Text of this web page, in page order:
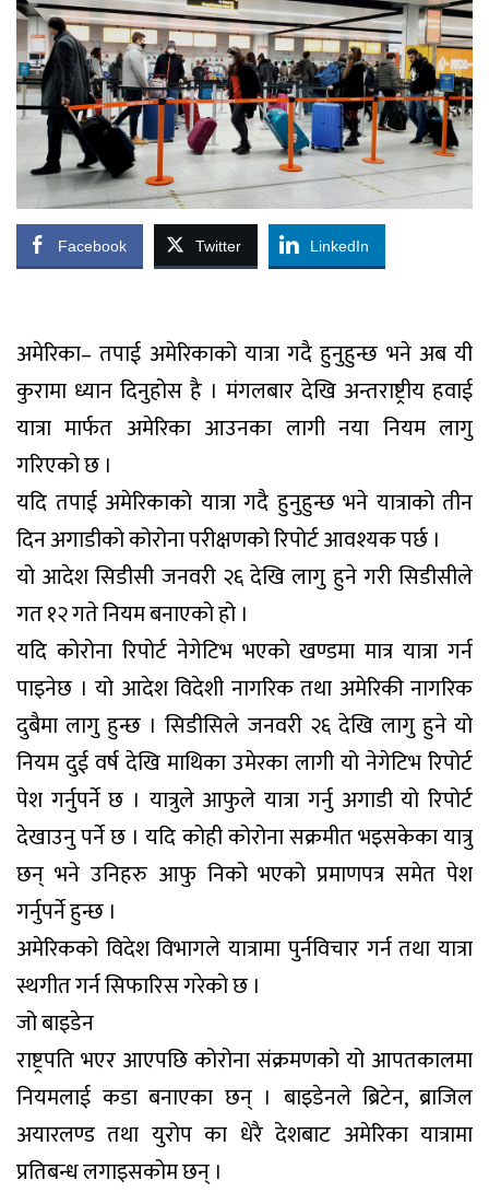
Facebook Twitter LinkedIn
अमेरिका– तपाई अमेरिकाको यात्रा गदै हुनुहुन्छ भने अब यी
कुरामा ध्यान दिनुहोस है । मंगलबार देखि अन्तराष्ट्रीय हवाई
यात्रा मार्फत अमेरिका आउनका लागी नया नियम लागु
गरिएको छ ।
यदि तपाई अमेरिकाको यात्रा गदै हुनुहुन्छ भने यात्राको तीन
दिन अगाडीको कोरोना परीक्षणको रिपोर्ट आवश्यक पर्छ ।
यो आदेश सिडीसी जनवरी २६ देखि लागु हुने गरी सिडीसीले
गत १२ गते नियम बनाएको हो ।
यदि कोरोना रिपोर्ट नेगेटिभ भएको खण्डमा मात्र यात्रा गर्न
पाइनेछ । यो आदेश विदेशी नागरिक तथा अमेरिकी नागरिक
दुबैमा लागु हुन्छ । सिडीसिले जनवरी २६ देखि लागु हुने यो
नियम दुई वर्ष देखि माथिका उमेरका लागी यो नेगेटिभ रिपोर्ट
पेश गर्नुपर्ने छ । यात्रुले आफुले यात्रा गर्नु अगाडी यो रिपोर्ट
देखाउनु पर्ने छ । यदि कोही कोरोना सक्रमीत भइसकेका यात्रु
छन् भने उनिहरु आफु निको भएको प्रमाणपत्र समेत पेश
गर्नुपर्ने हुन्छ ।
अमेरिकको विदेश विभागले यात्रामा पुर्नविचार गर्न तथा यात्रा
स्थगीत गर्न सिफारिस गरेको छ ।
जो बाइडेन
राष्ट्रपति भएर आएपछि कोरोना संक्रमणको यो आपतकालमा
नियमलाई कडा बनाएका छन् । बाइडेनले ब्रिटेन, ब्राजिल
अयारलण्ड तथा युरोप का धेरै देशबाट अमेरिका यात्रामा
प्रतिबन्ध लगाइसकोम छन् ।